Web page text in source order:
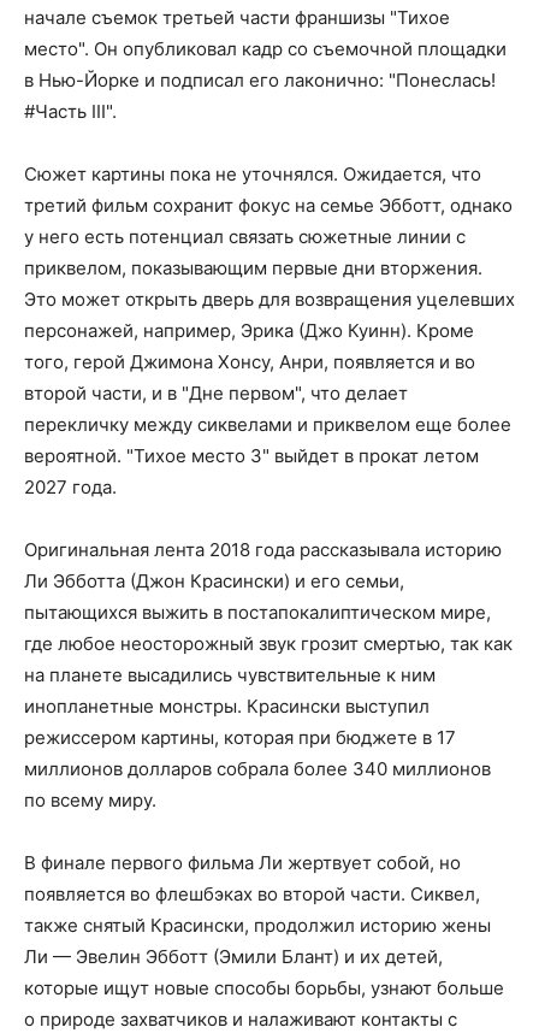
начале съемок третьей части франшизы "Тихое
место". Он опубликовал кадр со съемочной площадки
в Нью-Йорке и подписал его лаконично: "Понеслась!
#Часть III".
Сюжет картины пока не уточнялся. Ожидается, что
третий фильм сохранит фокус на семье Эбботт, однако
у него есть потенциал связать сюжетные линии с
приквелом, показывающим первые дни вторжения.
Это может открыть дверь для возвращения уцелевших
персонажей, например, Эрика (Джо Куинн). Кроме
того, герой Джимона Хонсу, Анри, появляется и во
второй части, и в "Дне первом", что делает
перекличку между сиквелами и приквелом еще более
вероятной. "Тихое место 3" выйдет в прокат летом
2027 года.
Оригинальная лента 2018 года рассказывала историю
Ли Эбботта (Джон Красински) и его семьи,
пытающихся выжить в постапокалиптическом мире,
где любое неосторожный звук грозит смертью, так как
на планете высадились чувствительные к ним
инопланетные монстры. Красински выступил
режиссером картины, которая при бюджете в 17
миллионов долларов собрала более 340 миллионов
по всему миру.
В финале первого фильма Ли жертвует собой, но
появляется во флешбэках во второй части. Сиквел,
также снятый Красински, продолжил историю жены
Ли — Эвелин Эбботт (Эмили Блант) и их детей,
которые ищут новые способы борьбы, узнают больше
о природе захватчиков и налаживают контакты с